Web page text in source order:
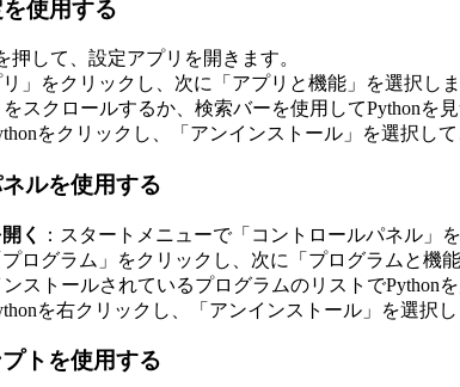
使用する
押して、設定アプリを開きます。
リ」をクリックし、次に「アプリと機能」を選択しま
をスクロールするか、検索バーを使用してPythonを見
をクリックし、「アンインストール」を選択し
ルを使用する
く
：スタートメニューで「コントロールパネル」
ログラム」をクリックし、次に「プログラムと機
ンストールされているプログラムのリストでPythonを
を右クリックし、「アンインストール」を選択し
トを使用する